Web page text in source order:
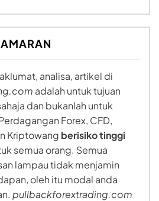
analisa, artikel di
adalah untuk tujuan
dan bukanlah untuk
Forex, CFD,
Kriptowang berisiko tinggi
semua orang. Semua
lampau tidak menjamin
oleh itu modal anda
pullbackforextrading.com